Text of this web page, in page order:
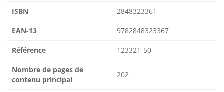
ISBN 2848323361
EAN-13 9782848323367
Référence 123321-50
Nombre de pages de
contenu principal
202